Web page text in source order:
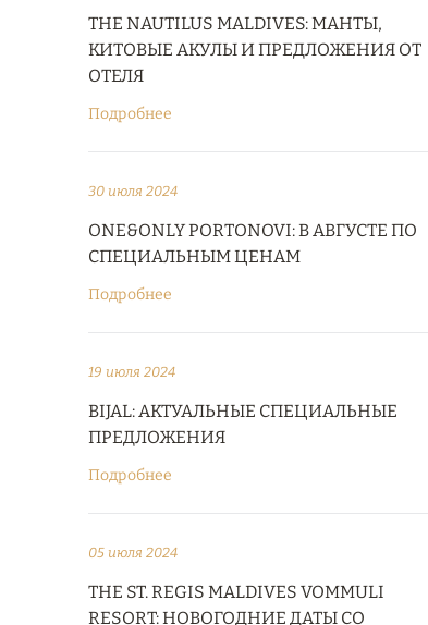
THE NAUTILUS MALDIVES: МАНТЫ,
КИТОВЫЕ АКУЛЫ И ПРЕДЛОЖЕНИЯ ОТ
ОТЕЛЯ
Подробнее
30 июля 2024
ONE&ONLY PORTONOVI: В АВГУСТЕ ПО
СПЕЦИАЛЬНЫМ ЦЕНАМ
Подробнее
19 июля 2024
BIJAL: АКТУАЛЬНЫЕ СПЕЦИАЛЬНЫЕ
ПРЕДЛОЖЕНИЯ
Подробнее
05 июля 2024
THE ST. REGIS MALDIVES VOMMULI
RESORT: НОВОГОДНИЕ ДАТЫ СО